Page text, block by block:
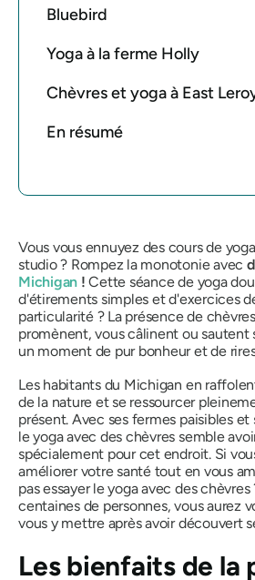
Bluebird
Yoga à la ferme Holly
Chèvres et yoga à East
En résumé
Vous vous ennuyez des cours de
studio ? Rompez la monotonie avec
Michigan !Cette séance de yoga
d'étirements simples et d'exercices
particularité ? La présence de
promènent, vous câlinent ou sautent
un moment de pur bonheur et de
Les habitants du Michigan en
de la nature et se ressourcer
présent. Avec ses fermes paisibles et
le yoga avec des chèvres semble
spécialement pour cet endroit. Si
améliorer votre santé tout en vous
pas essayer le yoga avec des
centaines de personnes, vous aurez
vous y mettre après avoir découvert
Les bienfaits de la